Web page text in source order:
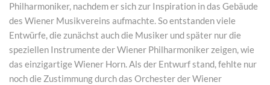
Philharmoniker, nachdem er sich zur Inspiration in das Gebäude
des Wiener Musikvereins aufmachte. So entstanden viele
Entwürfe, die zunächst auch die Musiker und später nur die
speziellen Instrumente der Wiener Philharmoniker zeigen, wie
das einzigartige Wiener Horn. Als der Entwurf stand, fehlte nur
noch die Zustimmung durch das Orchester der Wiener